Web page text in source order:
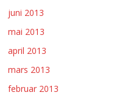
juni 2013
mai 2013
april 2013
mars 2013
februar 2013